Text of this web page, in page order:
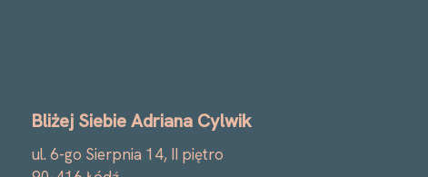
Bliżej Siebie Adriana Cylwik
ul. 6-go Sierpnia 14, II piętro